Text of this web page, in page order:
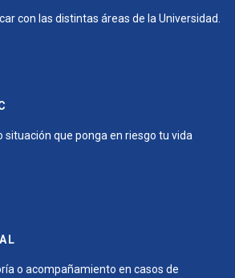
con las distintas áreas de la Universidad.
situación que ponga en riesgo tu vida
o acompañamiento en casos de